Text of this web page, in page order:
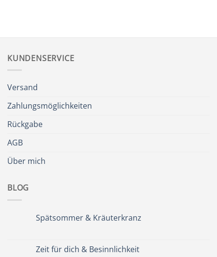
KUNDENSERVICE
Versand
Zahlungsmöglichkeiten
Rückgabe
AGB
Über mich
BLOG
Spätsommer & Kräuterkranz
Spätsommer
&
Zeit für dich & Besinnlichkeit